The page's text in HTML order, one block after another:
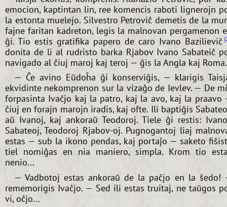
emocion, kaptintan lin, ree komencis raboti lignerojn
la estonta muelejo. Silvestro Petroviĉ demetis de la
fajne faritan kadreton, legis la malnovan pergamenon
ĝi. Tio estis gratifika papero de caro Ivano Bazilieviĉ
donita de li al rudristo barka Rjabov Ivano Sabateiĉ
navigado al ĉiuj maroj kaj teroj — ĝis la Angla kaj
— Ĉe avino Eŭdoĥa ĝi konserviĝis, — klarigis
ekvidinte nekomprenon sur la vizaĝo de Ievlev. — De
forpasinta Ivaĉjo kaj la patro, kaj la avo, kaj la praavo
ĉiuj en forajn marojn iradis, kaj ofte. Ili baptiĝis
aŭ Ivanoj, kaj ankoraŭ Teodoroj. Tiele ĝi restis:
Sabateoj, Teodoroj Rjabov-oj. Pugnogantoj liaj
estas — sub la ikono pendas, kaj portaĵo — saketo
tiel nomiĝas en nia maniero, simpla. Krom tio
nenio...
— Vadbotoj estas ankoraŭ de la paĉjo en la ŝedo!
rememorigis Ivaĉjo. — Sed ili estas truitaj, ne taŭgos
vi, oĉjo...